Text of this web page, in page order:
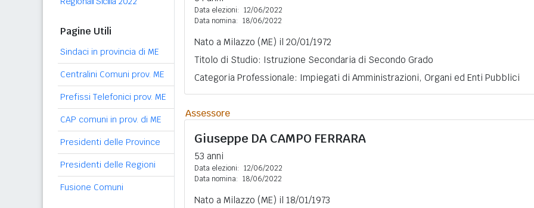
Pagine Utili
Sindaci in provincia di ME
Centralini Comuni prov. ME
Prefissi Telefonici prov. ME
CAP comuni in prov. di ME
Presidenti delle Province
Presidenti delle Regioni
Fusione Comuni
Data elezioni: 12/06/2022
Data nomina: 18/06/2022
Nato a Milazzo (ME) il 20/01/1972
Titolo di Studio: Istruzione Secondaria di Secondo Grado
Categoria Professionale: Impiegati di Amministrazioni, Organi ed Enti Pubblici
Assessore
Giuseppe DA CAMPO FERRARA
53 anni
Data elezioni: 12/06/2022
Data nomina: 18/06/2022
Nato a Milazzo (ME) il 18/01/1973